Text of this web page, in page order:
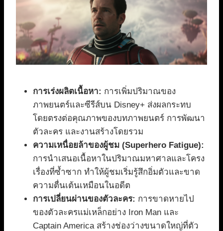
การเร่งผลิตเนื้อหา: การเพิ่มปริมาณของ
ภาพยนตร์และซีรีส์บน Disney+ ส่งผลกระทบ
โดยตรงต่อคุณภาพของบทภาพยนตร์ การพัฒนา
ตัวละคร และงานสร้างโดยรวม
ความเหนื่อยล้าของผู้ชม (Superhero Fatigue):
การนำเสนอเนื้อหาในปริมาณมหาศาลและโครง
เรื่องที่ซ้ำซาก ทำให้ผู้ชมเริ่มรู้สึกอิ่มตัวและขาด
ความตื่นเต้นเหมือนในอดีต
การเปลี่ยนผ่านของตัวละคร: การขาดหายไป
ของตัวละครแม่เหล็กอย่าง Iron Man และ
Captain America สร้างช่องว่างขนาดใหญ่ที่ตัว